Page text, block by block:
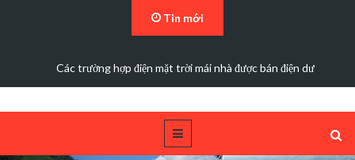
Tin mới
Các trường hợp điện mặt trời mái nhà được bán điện dư